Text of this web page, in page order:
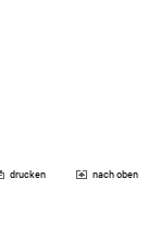
drucken nach oben